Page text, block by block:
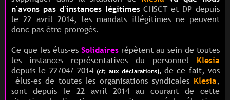
n'avons pas d'instances légitimesCHSCT et DP depuis
le 22 avril 2014, les mandats illégitimes ne peuvent
donc pas être prorogés.
Ce que les élus-es Solidaires répètent au sein de toutes
les instances représentatives du personnel Klesia
depuis le 22/04/ 2014 (cf; aux déclarations),de ce fait, vos
élus-es de toutes les organisations syndicales Klesia,
sont depuis le 22 avril 2014 au courant de cette